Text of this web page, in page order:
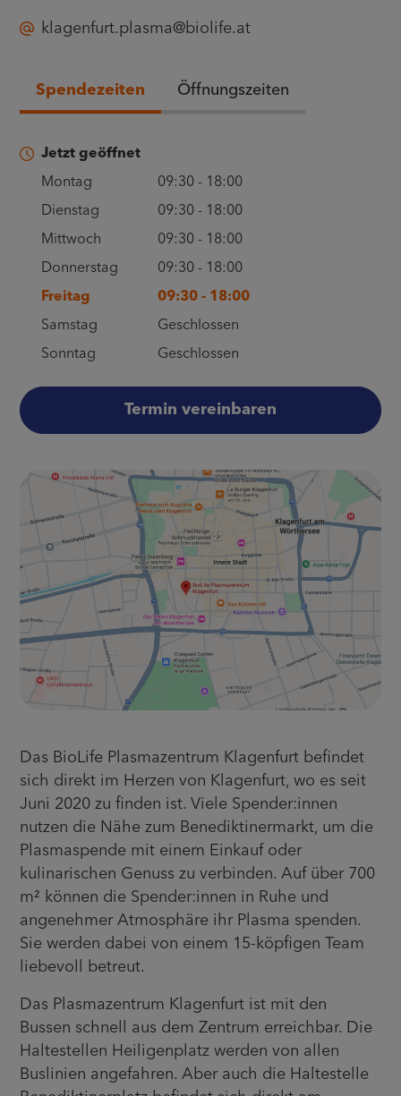
klagenfurt.plasma@biolife.at
Spendezeiten Öffnungszeiten
Jetzt geöffnet
Montag
09:30- 18:00
Dienstag
09:30- 18:00
Mittwoch
09:30- 18:00
Donnerstag
09:30- 18:00
Freitag
09:30- 18:00
Samstag
Geschlossen
Sonntag
Geschlossen
Termin vereinbaren
Das BioLife Plasmazentrum Klagenfurt befindet
sich direkt im Herzen von Klagenfurt, wo es seit
Juni 2020 zu finden ist. Viele Spender:innen
nutzen die Nähe zum Benediktinermarkt, um die
Plasmaspende mit einem Einkauf oder
kulinarischen Genuss zu verbinden. Auf über 700
m² können die Spender:innen in Ruhe und
angenehmer Atmosphäre ihr Plasma spenden.
Sie werden dabei von einem 15-köpfigen Team
liebevoll betreut.
Das Plasmazentrum Klagenfurt ist mit den
Bussen schnell aus dem Zentrum erreichbar. Die
Haltestellen Heiligenplatz werden von allen
Buslinien angefahren. Aber auch die Haltestelle